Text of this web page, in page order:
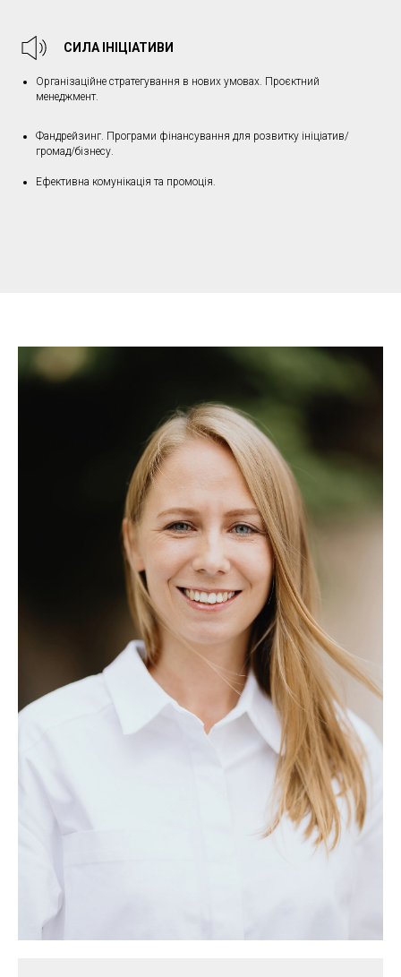
СИЛА ІНІЦІАТИВИ
Організаційне стратегування в нових умовах. Проєктний
менеджмент.
Фандрейзинг. Програми фінансування для розвитку ініціатив/
громад/бізнесу.
Ефективна комунікація та промоція.